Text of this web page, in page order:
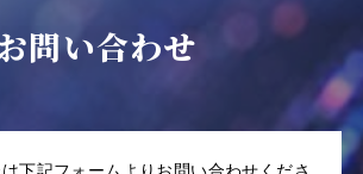
問い合わせ